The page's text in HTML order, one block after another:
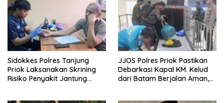
Sidokkes Polres Tanjung
Priok Laksanakan Skrining
Risiko Penyakit Jantung
JJOS Polres Priok Pastikan
Debarkasi Kapal KM. Kelud
dari Batam Berjalan Aman,